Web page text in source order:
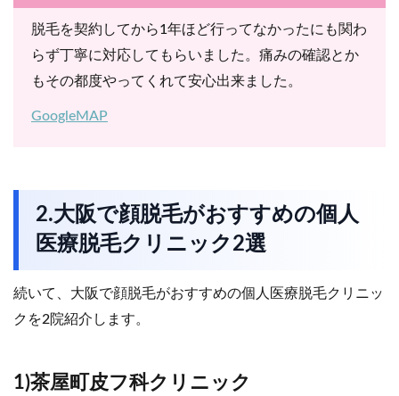
脱毛を契約してから1年ほど行ってなかったにも関わ
らず丁寧に対応してもらいました。痛みの確認とか
もその都度やってくれて安心出来ました。
GoogleMAP
2.大阪で顔脱毛がおすすめの個人
医療脱毛クリニック2選
続いて、大阪で顔脱毛がおすすめの個人医療脱毛クリニッ
クを2院紹介します。
1)茶屋町皮フ科クリニック